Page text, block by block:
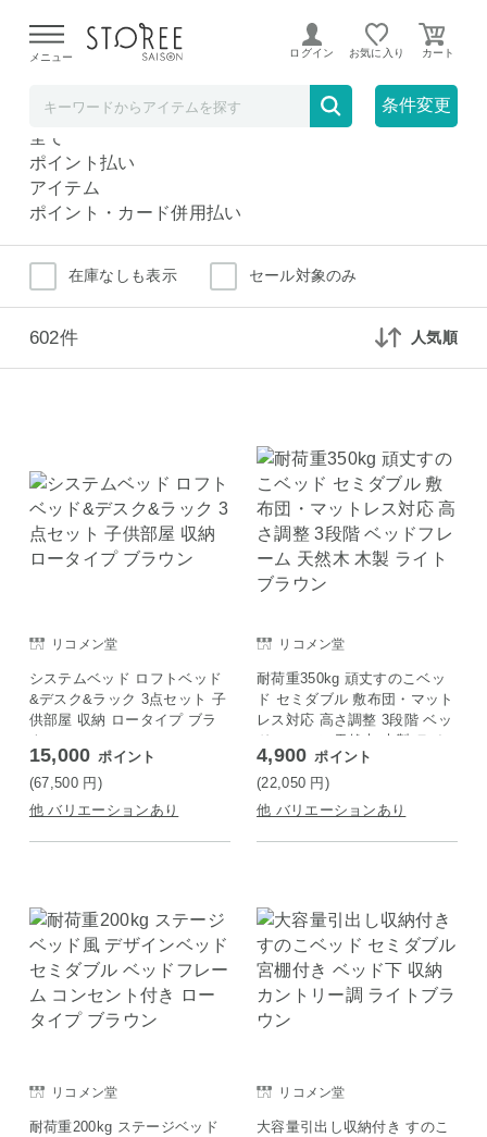
よる配送遅延が発生しております。
メニュー ログイン お気に入り
条件変更
ベッド
ベッド
全て
ポイント払い
アイテム
ポイント・カード併用払い
在庫なしも表示 セール対象のみ
602件 人気順
リコメン堂
システムベッド ロフトベッド
&デスク&ラック 3点セット 子
供部屋 収納 ロータイプ ブラ
ウン
15,000 ポイント
(67,500 円)
他 バリエーションあり
リコメン堂
耐荷重350kg 頑丈すのこベッ
ド セミダブル 敷布団・マット
レス対応 高さ調整 3段階 ベッ
ドフレーム 天然木 木製 ライ
トブラウン
4,900 ポイント
(22,050 円)
他 バリエーションあり
リコメン堂
耐荷重200kg ステージベッド
リコメン堂
大容量引出し収納付き すのこ